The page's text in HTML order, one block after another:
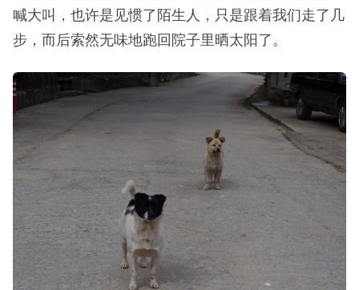
喊大叫，也许是见惯了陌生人，只是跟着我们走了几
步，而后索然无味地跑回院子里晒太阳了。